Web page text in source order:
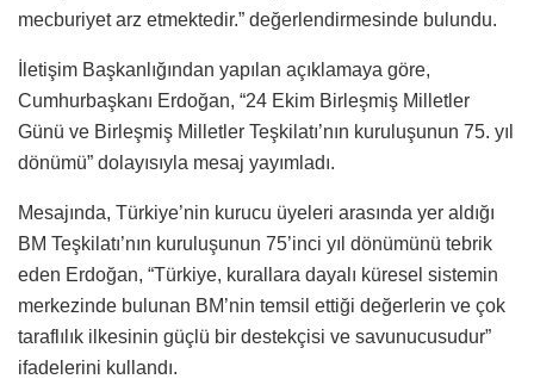
mecburiyet arz etmektedir.” değerlendirmesinde bulundu.
İletişim Başkanlığından yapılan açıklamaya göre,
Cumhurbaşkanı Erdoğan, “24 Ekim Birleşmiş Milletler
Günü ve Birleşmiş Milletler Teşkilatı’nın kuruluşunun 75. yıl
dönümü” dolayısıyla mesaj yayımladı.
Mesajında, Türkiye’nin kurucu üyeleri arasında yer aldığı
BM Teşkilatı’nın kuruluşunun 75’inci yıl dönümünü tebrik
eden Erdoğan, “Türkiye, kurallara dayalı küresel sistemin
merkezinde bulunan BM’nin temsil ettiği değerlerin ve çok
taraflılık ilkesinin güçlü bir destekçisi ve savunucusudur”
ifadelerini kullandı.